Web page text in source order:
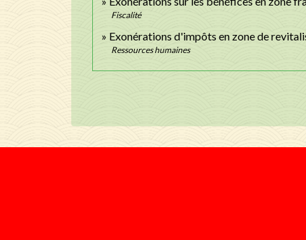
Fiscalité
Exonérations d'impôts en zone de
Ressources humaines